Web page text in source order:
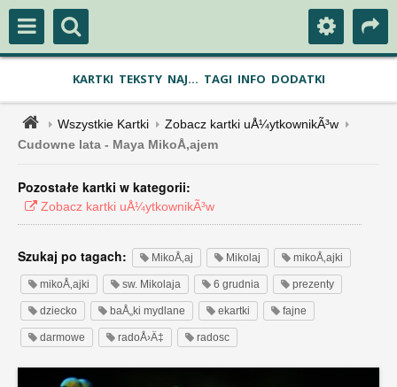
KARTKI TEKSTY NAJ... TAGI INFO DODATKI
Wszystkie Kartki
Zobacz kartki uÅ¼ytkownikÃ³w
Cudowne lata - Maya MikoÅ‚ajem
Pozostałe kartki w kategorii:
Zobacz kartki uÅ¼ytkownikÃ³w
Szukaj po tagach: MikoÅ‚aj Mikolaj mikoÅ‚ajki
mikoÅ‚ajki sw. Mikolaja 6 grudnia prezenty
dziecko baÅ„ki mydlane ekartki fajne
darmowe radoÅ›Ä‡ radosc